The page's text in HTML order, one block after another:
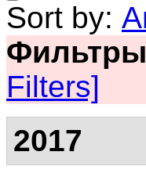
Sort by:
Filters]
2017